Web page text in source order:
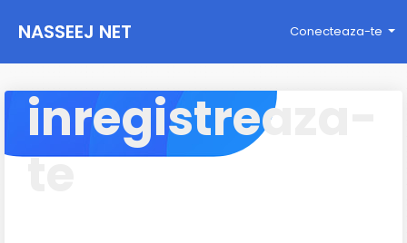
NASSEEJ NET Conecteaza-te
inregistreaza-
te